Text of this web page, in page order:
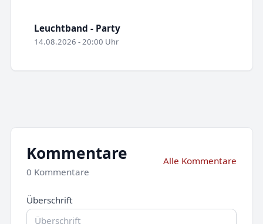
Leuchtband - Party
14.08.2026 - 20:00 Uhr
Kommentare
0 Kommentare
Alle Kommentare
Überschrift